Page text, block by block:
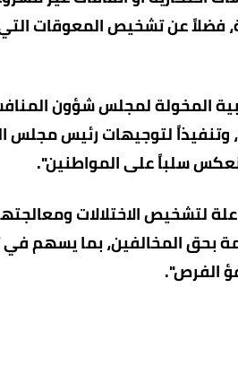
فضلاً عن تشخيص المعوقات
المخولة لمجلس شؤون
قانون المنافسة ومنع الاحتكار رقم (14) لسنة 2010، وتنفيذاً
سلباً على المواطنين".
لتشخيص الاختلالات
بحق المخالفين، بما
الفرص".